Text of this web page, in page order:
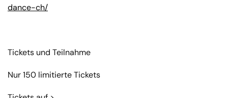
dance-ch/
Tickets und Teilnahme
Nur 150 limitierte Tickets